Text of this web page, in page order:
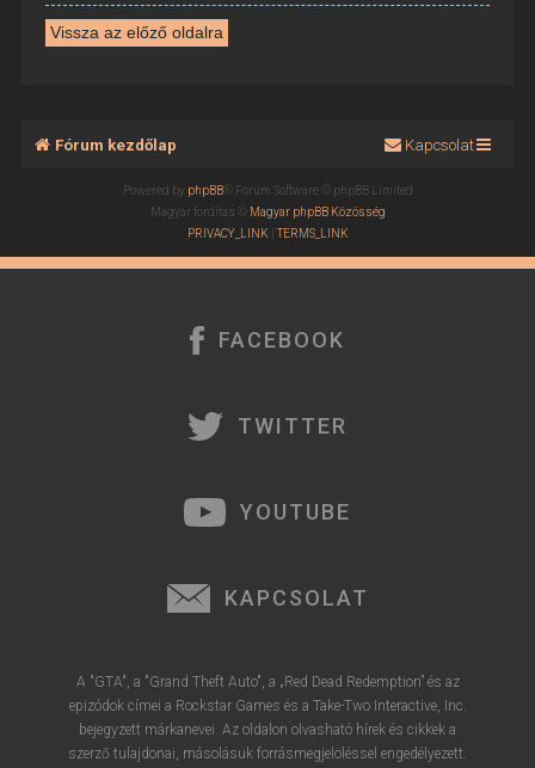
Vissza az előző oldalra
Fórum kezdőlap Kapcsolat
Powered by phpBB® Forum Software © phpBB Limited
Magyar fordítás © Magyar phpBB Közösség
PRIVACY_LINK |TERMS_LINK
FACEBOOK
TWITTER
YOUTUBE
KAPCSOLAT
A "GTA", a "Grand Theft Auto", a „Red Dead Redemption” és az
epizódok címei a Rockstar Games és a Take-Two Interactive, Inc.
bejegyzett márkanevei. Az oldalon olvasható hírek és cikkek a
szerző tulajdonai, másolásuk forrásmegjelöléssel engedélyezett.